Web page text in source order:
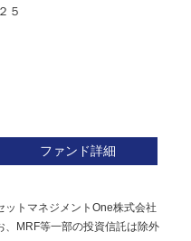
２５
ファンド詳細
トマネジメントOne株式会社
MRF等一部の投資信託は除外